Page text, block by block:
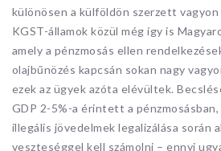
különösen a külföldön szerzett
KGST-államok közül még így is
amely a pénzmosás ellen
olajbűnözés kapcsán sokan nagy
ezek az ügyek azóta elévültek.
GDP 2-5%-a érintett a
illegális jövedelmek legalizálása során
veszteséggel kell számolni – ennyi